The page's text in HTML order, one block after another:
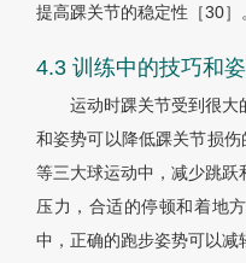
提高踝关节的稳定性［30］
4.3 训练中的技巧和
运动时踝关节受到很大
和姿势可以降低踝关节损
等三大球运动中，减少跳跃
压力，合适的停顿和着地
中，正确的跑步姿势可以减